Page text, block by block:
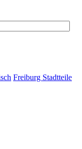
Freiburg Stadtteile